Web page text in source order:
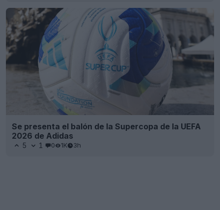
Se presenta el balón de la Supercopa de la UEFA
2026 de Adidas
5 1 0 1K 3h